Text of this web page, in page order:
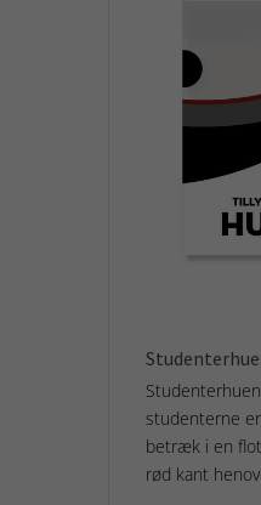
studenterne
betræk i en
rød kant